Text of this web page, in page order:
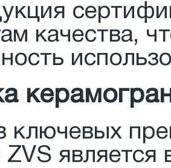
качества,
ключевых
ZVS